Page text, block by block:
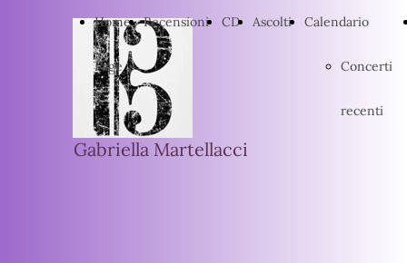
Gabriella Martellacci
Home
Page
Recensioni CD Ascolti Calendario
Concerti
recenti